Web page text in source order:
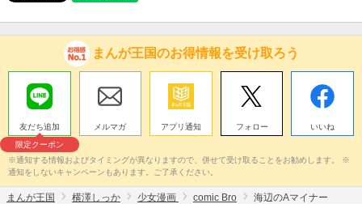
まんが王国のお得情報を受け取ろう
友だち追加
限定クーポン
メルマガ アプリ通知 フォロー いいね
※通知する情報およびタイミングが異なりますので、併せて受け取ることをお勧めします。 ※
通知をしないキャンペーンもあります。ご了承ください。
まんが王国 横澤しっか 少女漫画 comic Bro 海辺のAマイナー